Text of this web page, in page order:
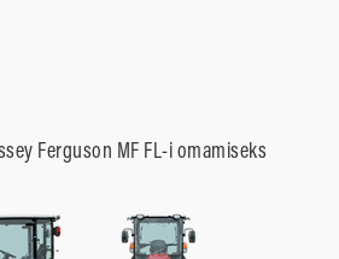
Ferguson MF FL-i omamiseks